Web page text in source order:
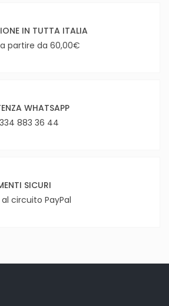
IN TUTTA ITALIA
partire da 60,00€
WHATSAPP
883 36 44
SICURI
circuito PayPal